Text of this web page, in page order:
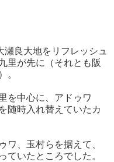
良大地をリフレッシュ
里が先に（それとも阪
。
を中心に、アドゥワ
随時入れ替えていたカ
ワ、玉村らを据えて、
ていたところでした。